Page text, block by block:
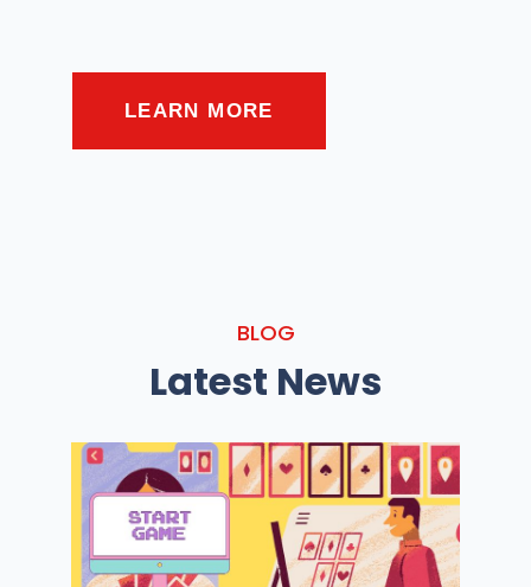
LEARN MORE
BLOG
Latest News